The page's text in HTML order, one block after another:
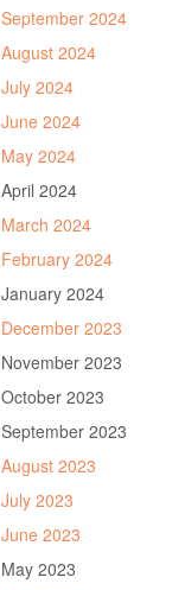
September 2024
August 2024
July 2024
June 2024
May 2024
April 2024
March 2024
February 2024
January 2024
December 2023
November 2023
October 2023
September 2023
August 2023
July 2023
June 2023
May 2023